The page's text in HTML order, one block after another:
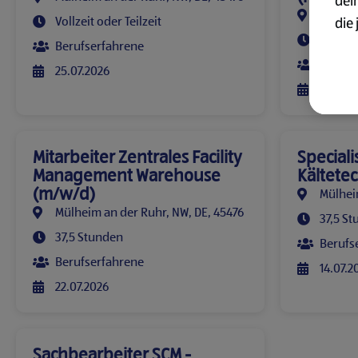
Vollzeit oder Teilzeit
Berufserfahrene
25.07.2026
Mitarbeiter Zentrales Facility
Management Warehouse
(m/w/d)
Mülheim an der Ruhr, NW, DE, 45476
37,5 Stunden
Berufserfahrene
22.07.2026
37,5
die